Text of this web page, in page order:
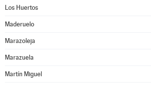
Los Huertos
Maderuelo
Marazoleja
Marazuela
Martín Miguel